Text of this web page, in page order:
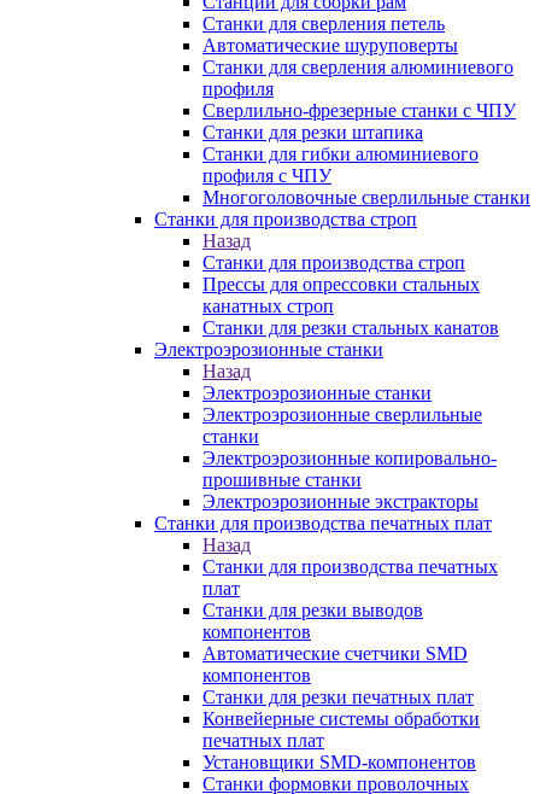
Станки для сверления петель
Автоматические шуруповерты
Станки для сверления алюминиевого
профиля
Сверлильно-фрезерные станки с ЧПУ
Станки для резки штапика
Станки для гибки алюминиевого
профиля с ЧПУ
Многоголовочные сверлильные станки
Станки для производства строп
Назад
Станки для производства строп
Прессы для опрессовки стальных
канатных строп
Станки для резки стальных канатов
Электроэрозионные станки
Назад
Электроэрозионные станки
Электроэрозионные сверлильные
станки
Электроэрозионные копировально-
прошивные станки
Электроэрозионные экстракторы
Станки для производства печатных плат
Назад
Станки для производства печатных
плат
Станки для резки выводов
компонентов
Автоматические счетчики SMD
компонентов
Станки для резки печатных плат
Конвейерные системы обработки
печатных плат
Установщики SMD-компонентов
Станки формовки проволочных